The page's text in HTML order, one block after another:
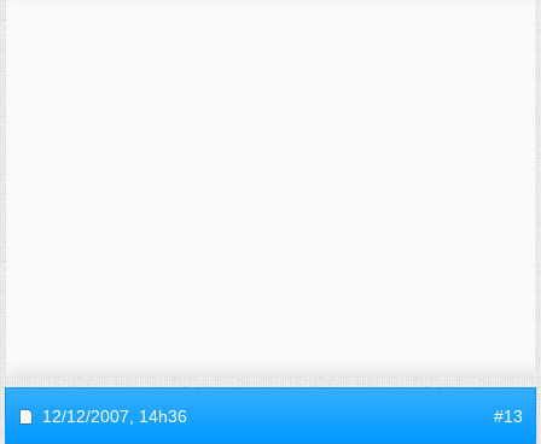
12/12/2007, 14h36 #13